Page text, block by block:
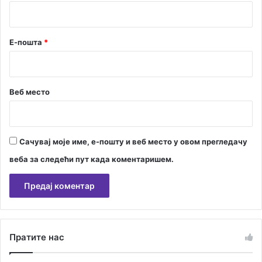
Е-пошта *
Веб место
Сачувај моје име, е-пошту и веб место у овом прегледачу
веба за следећи пут када коментаришем.
тПратите нас